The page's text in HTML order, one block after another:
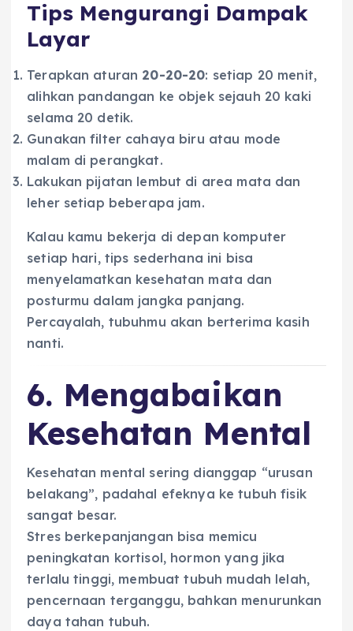
Tips Mengurangi Dampak
Layar
Terapkan aturan 20-20-20: setiap 20 menit,
alihkan pandangan ke objek sejauh 20 kaki
selama 20 detik.
Gunakan filter cahaya biru atau mode
malam di perangkat.
Lakukan pijatan lembut di area mata dan
leher setiap beberapa jam.
Kalau kamu bekerja di depan komputer
setiap hari, tips sederhana ini bisa
menyelamatkan kesehatan mata dan
posturmu dalam jangka panjang.
Percayalah, tubuhmu akan berterima kasih
nanti.
6. Mengabaikan
Kesehatan Mental
Kesehatan mental sering dianggap “urusan
belakang”, padahal efeknya ke tubuh fisik
sangat besar.
Stres berkepanjangan bisa memicu
peningkatan kortisol, hormon yang jika
terlalu tinggi, membuat tubuh mudah lelah,
pencernaan terganggu, bahkan menurunkan
daya tahan tubuh.